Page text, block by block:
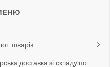
товарів
доставка зі складу по